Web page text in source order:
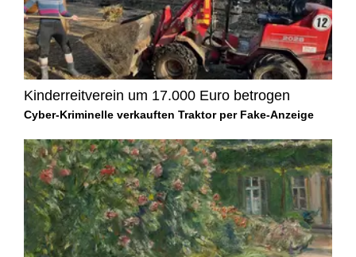
Kinderreitverein um 17.000 Euro betrogen
Cyber-Kriminelle verkauften Traktor per Fake-Anzeige